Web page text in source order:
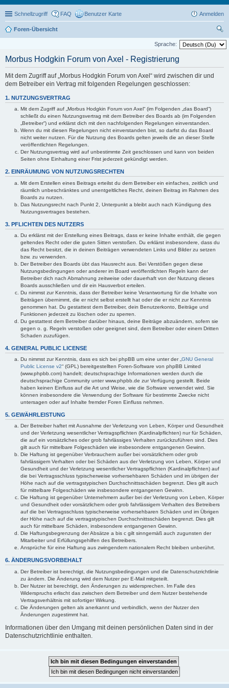
Schnellzugriff FAQ Benutzer Karte Anmelden
Foren-Übersicht
uc
Sprache:
Morbus Hodgkin Forum von Axel - Registrierung
Mit dem Zugriff auf „Morbus Hodgkin Forum von Axel“ wird zwischen dir und
dem Betreiber ein Vertrag mit folgenden Regelungen geschlossen:
1. NUTZUNGSVERTRAG
Mit dem Zugriff auf „Morbus Hodgkin Forum von Axel“ (im Folgenden „das Board“)
schließt du einen Nutzungsvertrag mit dem Betreiber des Boards ab (im Folgenden
„Betreiber“) und erklärst dich mit den nachfolgenden Regelungen einverstanden.
Wenn du mit diesen Regelungen nicht einverstanden bist, so darfst du das Board
nicht weiter nutzen. Für die Nutzung des Boards gelten jeweils die an dieser Stelle
veröffentlichten Regelungen.
Der Nutzungsvertrag wird auf unbestimmte Zeit geschlossen und kann von beiden
Seiten ohne Einhaltung einer Frist jederzeit gekündigt werden.
2. EINRÄUMUNG VON NUTZUNGSRECHTEN
Mit dem Erstellen eines Beitrags erteilst du dem Betreiber ein einfaches, zeitlich und
räumlich unbeschränktes und unentgeltliches Recht, deinen Beitrag im Rahmen des
Boards zu nutzen.
Das Nutzungsrecht nach Punkt 2, Unterpunkt a bleibt auch nach Kündigung des
Nutzungsvertrages bestehen.
3. PFLICHTEN DES NUTZERS
Du erklärst mit der Erstellung eines Beitrags, dass er keine Inhalte enthält, die gegen
geltendes Recht oder die guten Sitten verstoßen. Du erklärst insbesondere, dass du
das Recht besitzt, die in deinen Beiträgen verwendeten Links und Bilder zu setzen
bzw. zu verwenden.
Der Betreiber des Boards übt das Hausrecht aus. Bei Verstößen gegen diese
Nutzungsbedingungen oder anderer im Board veröffentlichten Regeln kann der
Betreiber dich nach Abmahnung zeitweise oder dauerhaft von der Nutzung dieses
Boards ausschließen und dir ein Hausverbot erteilen.
Du nimmst zur Kenntnis, dass der Betreiber keine Verantwortung für die Inhalte von
Beiträgen übernimmt, die er nicht selbst erstellt hat oder die er nicht zur Kenntnis
genommen hat. Du gestattest dem Betreiber, dein Benutzerkonto, Beiträge und
Funktionen jederzeit zu löschen oder zu sperren.
Du gestattest dem Betreiber darüber hinaus, deine Beiträge abzuändern, sofern sie
gegen o. g. Regeln verstoßen oder geeignet sind, dem Betreiber oder einem Dritten
Schaden zuzufügen.
4. GENERAL PUBLIC LICENSE
Du nimmst zur Kenntnis, dass es sich bei phpBB um eine unter der „ GNU General
Public License v2“ (GPL) bereitgestellten Foren-Software von phpBB Limited
(www.phpbb.com) handelt; deutschsprachige Informationen werden durch die
deutschsprachige Community unter www.phpbb.de zur Verfügung gestellt. Beide
haben keinen Einfluss auf die Art und Weise, wie die Software verwendet wird. Sie
können insbesondere die Verwendung der Software für bestimmte Zwecke nicht
untersagen oder auf Inhalte fremder Foren Einfluss nehmen.
5. GEWÄHRLEISTUNG
Der Betreiber haftet mit Ausnahme der Verletzung von Leben, Körper und Gesundheit
und der Verletzung wesentlicher Vertragspflichten (Kardinalpflichten) nur für Schäden,
die auf ein vorsätzliches oder grob fahrlässiges Verhalten zurückzuführen sind. Dies
gilt auch für mittelbare Folgeschäden wie insbesondere entgangenen Gewinn.
Die Haftung ist gegenüber Verbrauchern außer bei vorsätzlichem oder grob
fahrlässigem Verhalten oder bei Schäden aus der Verletzung von Leben, Körper und
Gesundheit und der Verletzung wesentlicher Vertragspflichten (Kardinalpflichten) auf
die bei Vertragsschluss typischerweise vorhersehbaren Schäden und im übrigen der
Höhe nach auf die vertragstypischen Durchschnittsschäden begrenzt. Dies gilt auch
für mittelbare Folgeschäden wie insbesondere entgangenen Gewinn.
Die Haftung ist gegenüber Unternehmern außer bei der Verletzung von Leben, Körper
und Gesundheit oder vorsätzlichem oder grob fahrlässigem Verhalten des Betreibers
auf die bei Vertragsschluss typischerweise vorhersehbaren Schäden und im Übrigen
der Höhe nach auf die vertragstypischen Durchschnittsschäden begrenzt. Dies gilt
auch für mittelbare Schäden, insbesondere entgangenen Gewinn.
Die Haftungsbegrenzung der Absätze a bis c gilt sinngemäß auch zugunsten der
Mitarbeiter und Erfüllungsgehilfen des Betreibers.
Ansprüche für eine Haftung aus zwingendem nationalem Recht bleiben unberührt.
6. ÄNDERUNGSVORBEHALT
Der Betreiber ist berechtigt, die Nutzungsbedingungen und die Datenschutzrichtlinie
zu ändern. Die Änderung wird dem Nutzer per E-Mail mitgeteilt.
Der Nutzer ist berechtigt, den Änderungen zu widersprechen. Im Falle des
Widerspruchs erlischt das zwischen dem Betreiber und dem Nutzer bestehende
Vertragsverhältnis mit sofortiger Wirkung.
Die Änderungen gelten als anerkannt und verbindlich, wenn der Nutzer den
Änderungen zugestimmt hat.
Informationen über den Umgang mit deinen persönlichen Daten sind in der
Datenschutzrichtlinie enthalten.